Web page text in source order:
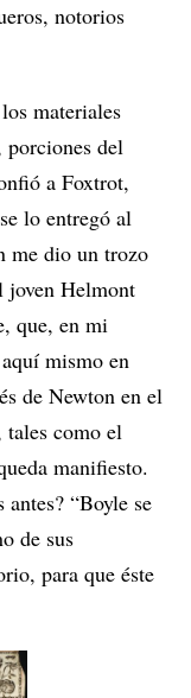
notorios
materiales
porciones del
a Foxtrot,
lo entregó al
me dio un trozo
joven Helmont
que, en mi
mismo en
de Newton en el
como el
manifiesto.
“Boyle se
de sus
para que éste